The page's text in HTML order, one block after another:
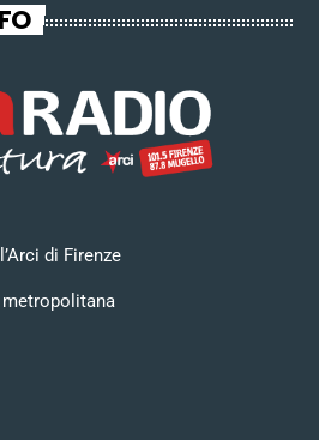
di Firenze
metropolitana